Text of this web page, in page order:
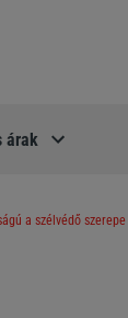
árak
a szélvédő